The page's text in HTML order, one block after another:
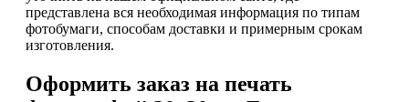
представлена вся необходимая информация по типам
фотобумаги, способам доставки и примерным срокам
изготовления.
Оформить заказ на печать